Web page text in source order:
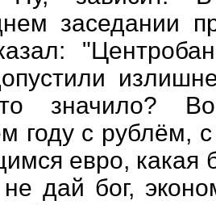
заседании
значило?
году с рублём,
евро, какая
дай бог,